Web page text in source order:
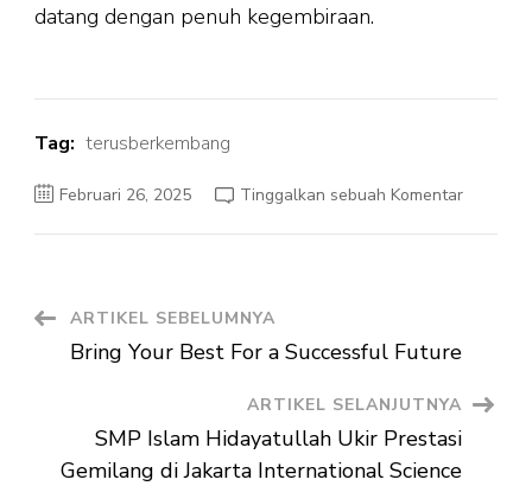
datang dengan penuh kegembiraan.
Tag: terusberkembang
Februari 26, 2025 Tinggalkan sebuah Komentarpada
Navigasi
Artikel
ARTIKEL SEBELUMNYA
Bring Your Best For a Successful Future
ARTIKEL SELANJUTNYA
SMP Islam Hidayatullah Ukir Prestasi
Gemilang di Jakarta International Science